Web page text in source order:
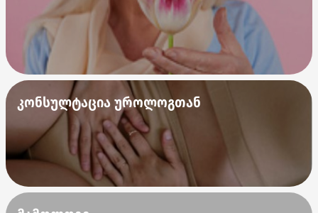
კონსულტაცია უროლოგთან